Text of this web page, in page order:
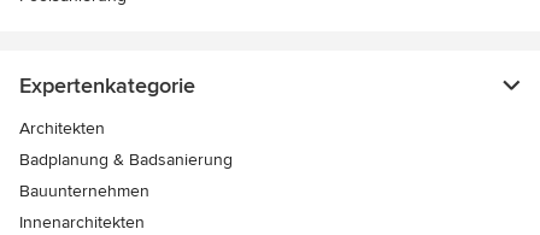
Expertenkategorie
Architekten
Badplanung & Badsanierung
Bauunternehmen
Innenarchitekten